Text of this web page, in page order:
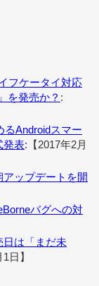
フケータイ対応
を発売か？ :
るAndroidスマー
発表:【2017年2月
アップデートを開
バグへの対
日は「まだ未
日】